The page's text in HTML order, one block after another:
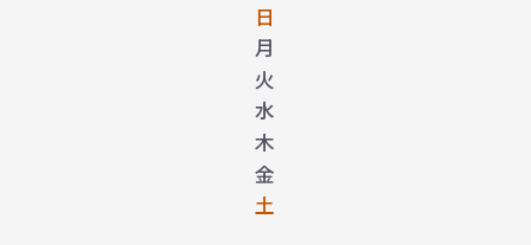
日
月
火
水
木
金
土